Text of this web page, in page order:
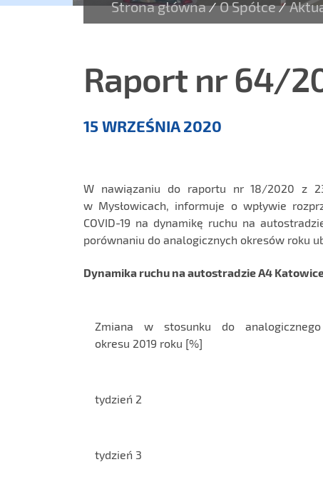
Strona główna/ O Spółce/
Raport nr 64/
15 WRZEŚNIA 2020
W nawiązaniu do raportu nr 18/2020 z
w Mysłowicach, informuje o wpływie
COVID-19 na dynamikę ruchu na
porównaniu do analogicznych okresów roku
Dynamika ruchu na autostradzie A4
Zmiana w stosunku do analogicznego
okresu 2019 roku [%]
tydzień 2
tydzień 3